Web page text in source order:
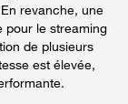
revanche, une
pour le streaming
de plusieurs
est élevée,